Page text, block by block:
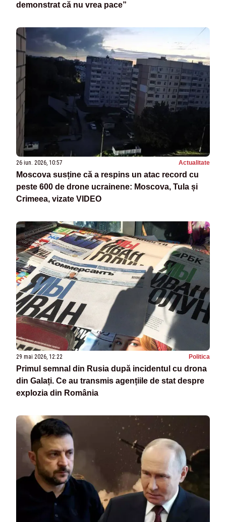
demonstrat că nu vrea pace”
26 iun. 2026, 10:57 Actualitate
Moscova susține că a respins un atac record cu
peste 600 de drone ucrainene: Moscova, Tula și
Crimeea, vizate VIDEO
29 mai 2026, 12:22 Politica
Primul semnal din Rusia după incidentul cu drona
din Galați. Ce au transmis agențiile de stat despre
explozia din România